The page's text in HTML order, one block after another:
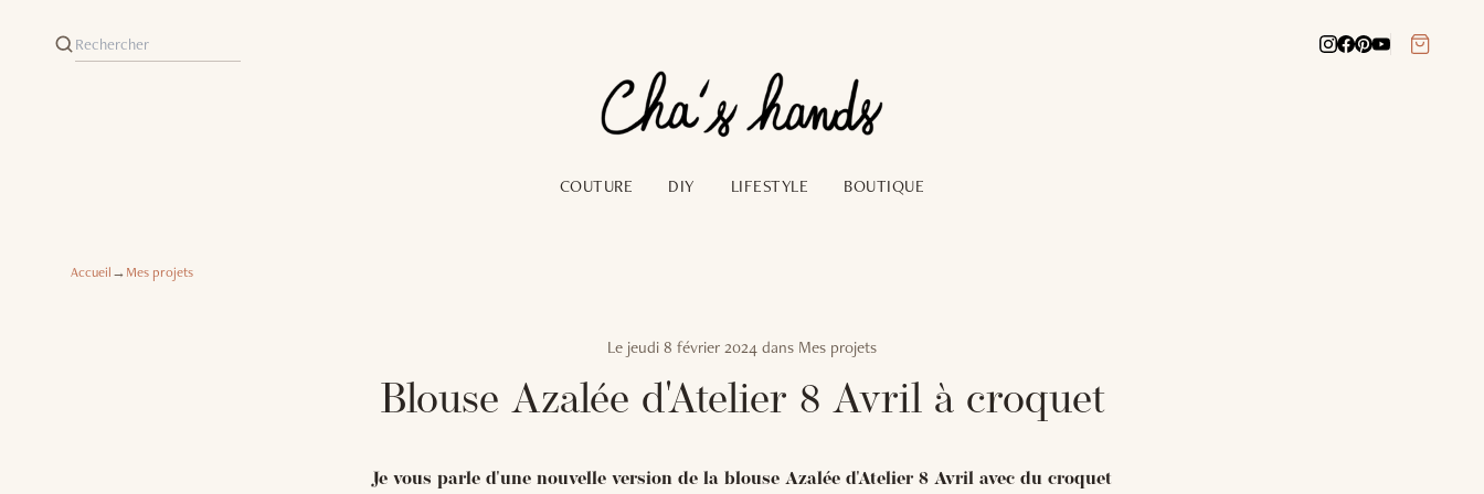
COUTURE DIY LIFESTYLE BOUTIQUE
Accueil→Mes projets
Le jeudi 8 février 2024 dans Mes projets
Blouse Azalée d'Atelier 8 Avril à croquet
Je vous parle d'une nouvelle version de la blouse Azalée d'Atelier 8 Avril avec du croquet